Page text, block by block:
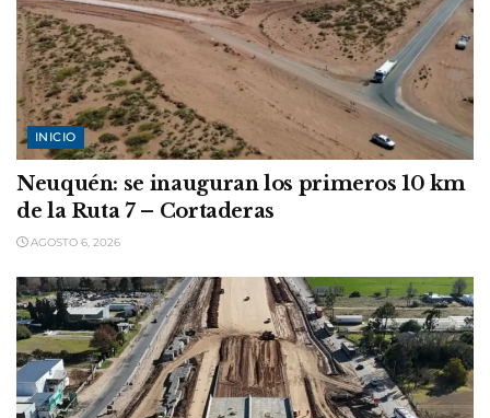
INICIO
Neuquén: se inauguran los primeros 10 km
de la Ruta 7 – Cortaderas
AGOSTO 6, 2026